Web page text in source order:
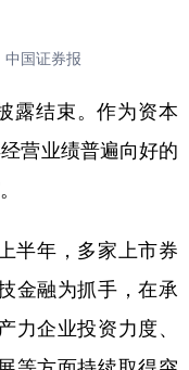
子 体育
融 汽车
化 数字经济
中国证券报
结束。作为资本
营业绩普遍向好的
年，多家上市券
金融为抓手，在承
力企业投资力度、